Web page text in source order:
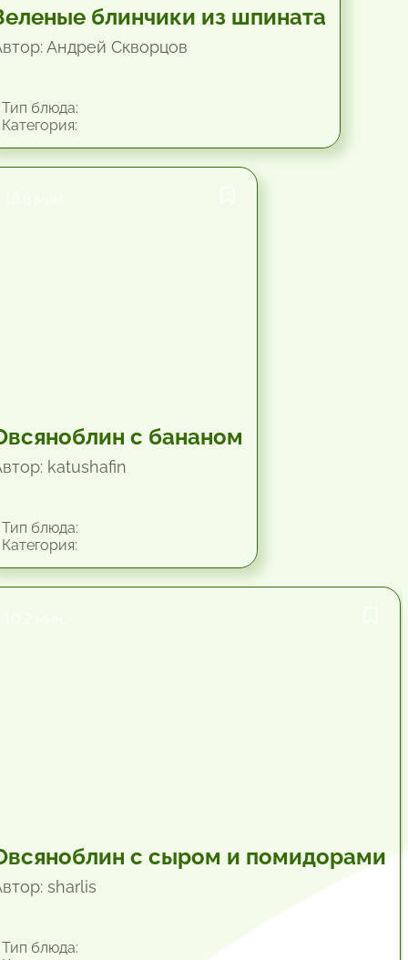
блинчики из шпината
Андрей Скворцов
блюда:
с бананом
katushafin
блюда:
с сыром и помидорами
sharlis
блюда: